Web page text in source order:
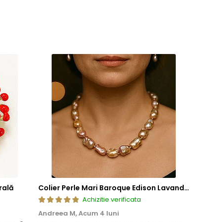
Colier Perle Mari Baroque Edison Lavandă, Calitatea AAA, Aur 14K | KASKADDA®
Achizitie verificata
Andreea M,Acum 4 luni